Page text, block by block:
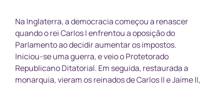
Na Inglaterra, a democracia começou a renascer
quando o rei Carlos I enfrentou a oposição do
Parlamento ao decidir aumentar os impostos.
Iniciou-se uma guerra, e veio o Protetorado
Republicano Ditatorial. Em seguida, restaurada a
monarquia, vieram os reinados de Carlos II e Jaime II,